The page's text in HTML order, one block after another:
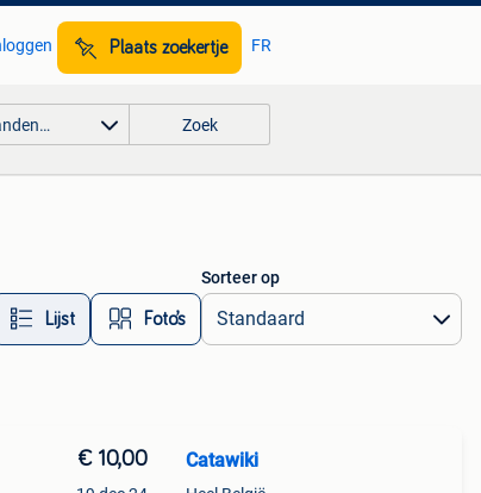
Plaats zoekertje FR
Zoek
Lijst Foto’s
Sorteer op
€ 10,00 Catawiki